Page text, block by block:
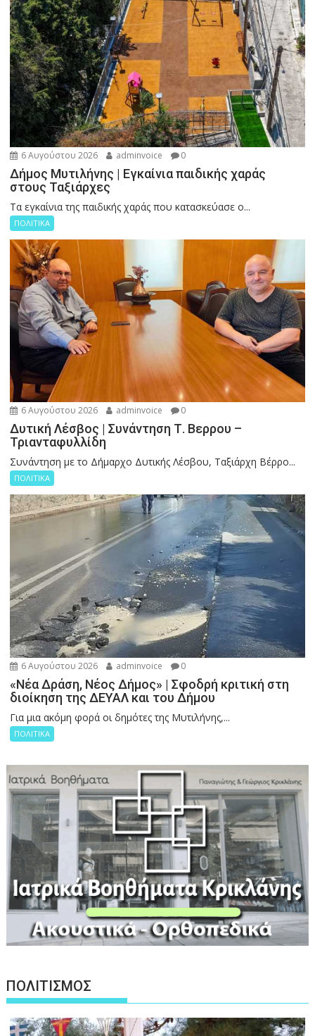
6 Αυγούστου 2026 adminvoice 0
Δήμος Μυτιλήνης | Εγκαίνια παιδικής χαράς
στους Ταξιάρχες
Tα εγκαίνια της παιδικής χαράς που κατασκεύασε ο...
ΠΟΛΙΤΙΚΑ
6 Αυγούστου 2026 adminvoice 0
Δυτική Λέσβος | Συνάντηση Τ. Βερρου –
Τριανταφυλλίδη
Συνάντηση με το Δήμαρχο Δυτικής Λέσβου, Ταξιάρχη Βέρρο...
ΠΟΛΙΤΙΚΑ
6 Αυγούστου 2026 adminvoice 0
«Νέα Δράση, Νέος Δήμος» | Σφοδρή κριτική στη
διοίκηση της ΔΕΥΑΛ και του Δήμου
Για μια ακόμη φορά οι δημότες της Μυτιλήνης,...
ΠΟΛΙΤΙΚΑ
ΠΟΛΙΤΙΣΜΟΣ